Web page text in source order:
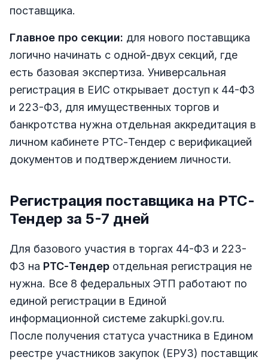
поставщика.
Главное про секции: для нового поставщика
логично начинать с одной-двух секций, где
есть базовая экспертиза. Универсальная
регистрация в ЕИС открывает доступ к 44-ФЗ
и 223-ФЗ, для имущественных торгов и
банкротства нужна отдельная аккредитация в
личном кабинете РТС-Тендер с верификацией
документов и подтверждением личности.
Регистрация поставщика на РТС-
Тендер за 5-7 дней
Для базового участия в торгах 44-ФЗ и 223-
ФЗ на РТС-Тендер отдельная регистрация не
нужна. Все 8 федеральных ЭТП работают по
единой регистрации в Единой
информационной системе zakupki.gov.ru.
После получения статуса участника в Едином
реестре участников закупок (ЕРУЗ) поставщик